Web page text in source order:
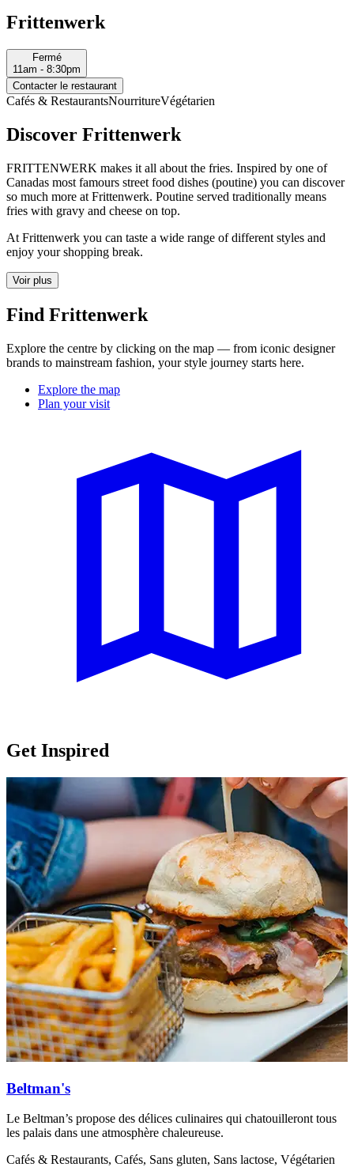
Frittenwerk
Fermé
11am - 8:30pm
Contacter le restaurant
Cafés & RestaurantsNourritureVégétarien
Discover Frittenwerk
FRITTENWERK makes it all about the fries. Inspired by one of
Canadas most famours street food dishes (poutine) you can discover
so much more at Frittenwerk. Poutine served traditionally means
fries with gravy and cheese on top.
At Frittenwerk you can taste a wide range of different styles and
enjoy your shopping break.
Voir plus
Find Frittenwerk
Explore the centre by clicking on the map — from iconic designer
brands to mainstream fashion, your style journey starts here.
Explore the map
Plan your visit
Get Inspired
Beltman's
Le Beltman’s propose des délices culinaires qui chatouilleront tous
les palais dans une atmosphère chaleureuse.
Cafés & Restaurants, Cafés, Sans gluten, Sans lactose, Végétarien